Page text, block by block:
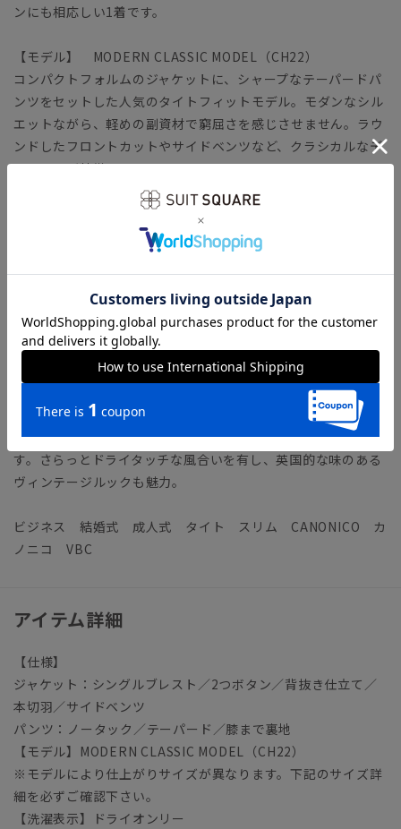
ンにも相応しい1着です。
【モデル】 MODERN CLASSIC MODEL（CH22）
コンパクトフォルムのジャケットに、シャープなテーパードパ
ンツをセットした人気のタイトフィットモデル。モダンなシル
エットながら、軽めの副資材で窮屈さを感じさせません。ラウ
ンドしたフロントカットやサイドベンツなど、クラシカルなデ
ィテールが特徴です。
「MODERN CLASSIC MODEL（モダンクラシック・モデ
【生地ブランド】 VITALE BARBERIS CANONICO（ヴィタ
ーレ・バルべリス・カノニコ）
1936年イタリア・ビエラ地区にて創業の、イタリアを代表する
生地ブランド。糸の紡績から生地までを一貫して生産すること
により、高品質で優れたコストパフォーマンスを実現していま
カノニコ社が特別に交配して生まれた絶妙な“21マイクロンウ
ール”を使用した「ラスティックトロピカル」。シワになりに
くく、強度や耐久性に優れた実用性に富んだファブリックで
す。さらっとドライタッチな風合いを有し、英国的な味のある
ヴィンテージルックも魅力。
ビジネス 結婚式 成人式 タイト スリム CANONICO カ
ノニコ VBC
アイテム詳細
【仕様】
ジャケット：シングルブレスト／2つボタン／背抜き仕立て／
本切羽／サイドベンツ
パンツ：ノータック／テーパード／膝まで裏地
【モデル】MODERN CLASSIC MODEL（CH22）
※モデルにより仕上がりサイズが異なります。下記のサイズ詳
細を必ずご確認下さい。
【洗濯表示】ドライオンリー